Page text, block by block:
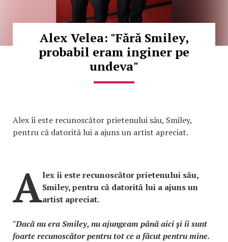
Alex Velea: "Fără Smiley,
probabil eram inginer pe
undeva"
Alex îi este recunoscător prietenului său, Smiley,
pentru că datorită lui a ajuns un artist apreciat.
Alex îi este recunoscător prietenului său,
Smiley, pentru că datorită lui a ajuns un
artist apreciat.
"Dacă nu era Smiley, nu ajungeam până aici şi îi sunt
foarte recunoscător pentru tot ce a făcut pentru mine.